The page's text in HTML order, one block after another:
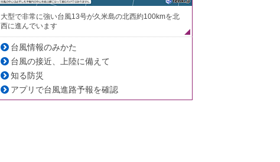
大型で非常に強い台風13号が久米島の北西約100kmを北
西に進んでいます
台風情報のみかた
台風の接近、上陸に備えて
知る防災
アプリで台風進路予報を確認